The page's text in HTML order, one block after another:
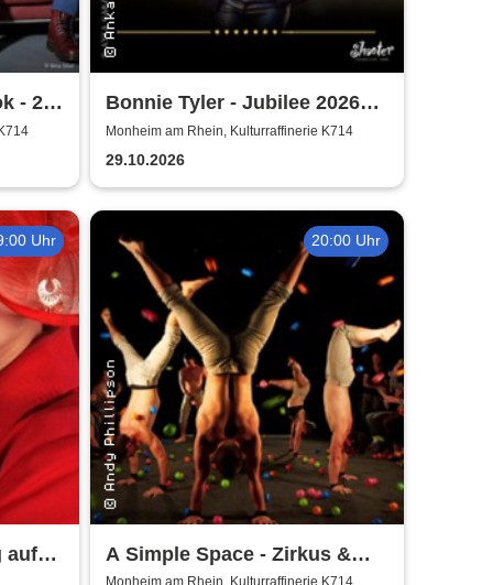
- 25
Bonnie Tyler - Jubilee 2026
Tournee
Monheim am Rhein, Kulturraffinerie K714
29.10.2026
Uhr
auf
20:00 Uhr
A Simple Space - Zirkus &
Monheim am Rhein, Kulturraffinerie K714